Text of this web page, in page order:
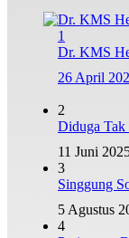
1
Dr. KMS
26 April
2
Diduga Tak
11 Juni
3
Singgung
5 Agustus
4